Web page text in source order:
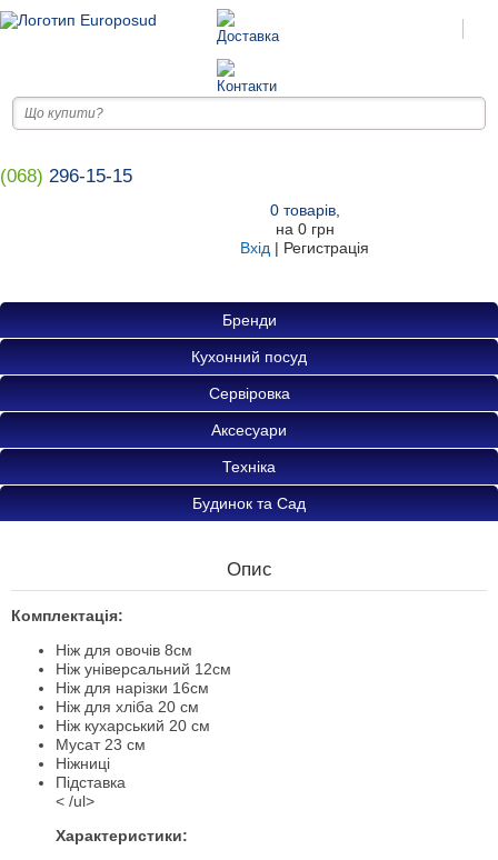
(068) 296-15-15
0товарів,
на 0 грн
Вхід | Регистрація
Бренди
Кухонний посуд
Сервіровка
Аксесуари
Техніка
Будинок та Сад
Опис
Комплектація:
Ніж для овочів 8см
Ніж універсальний 12см
Ніж для нарізки 16см
Ніж для хліба 20 см
Ніж кухарський 20 см
Мусат 23 см
Ніжниці
Підставка
< /ul>
Характеристики: